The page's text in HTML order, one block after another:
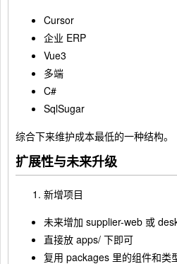
Cursor
企业 ERP
Vue3
多端
C#
SqlSugar
综合下来维护成本最低的一种结构。
扩展性与未来升级
新增项目
未来增加 supplier-web 或
直接放 apps/ 下即可
复用 packages 里的组件和类